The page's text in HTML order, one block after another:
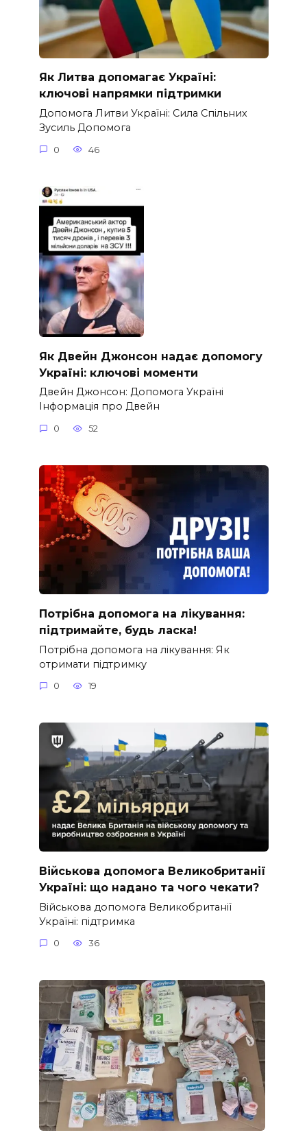
Як Литва допомагає Україні:
ключові напрямки підтримки
Допомога Литви Україні: Сила Спільних
Зусиль Допомога
0 46
Як Двейн Джонсон надає допомогу
Україні: ключові моменти
Двейн Джонсон: Допомога Україні
Інформація про Двейн
0 52
Потрібна допомога на лікування:
підтримайте, будь ласка!
Потрібна допомога на лікування: Як
отримати підтримку
0 19
Військова допомога Великобританії
Україні: що надано та чого чекати?
Військова допомога Великобританії
Україні: підтримка
0 36